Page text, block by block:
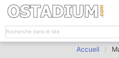
Accueil